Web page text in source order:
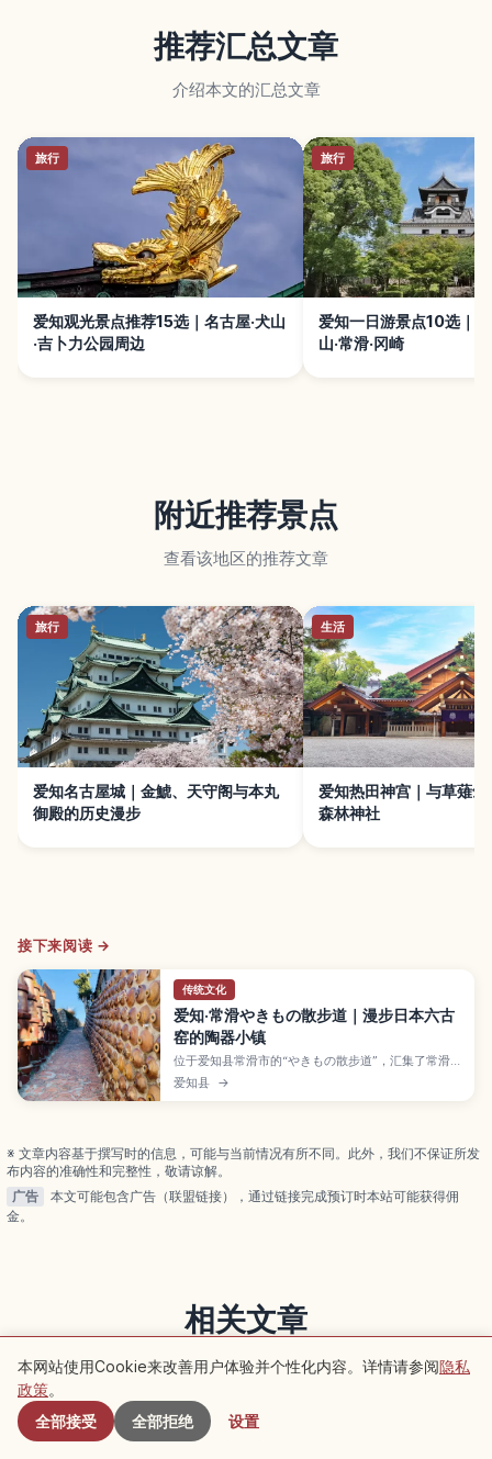
推荐汇总文章
介绍本文的汇总文章
旅行
爱知观光景点推荐15选｜名古屋·犬山
·吉卜力公园周边
旅行
爱知一日游景点10选｜
山·常滑·冈崎
附近推荐景点
查看该地区的推荐文章
旅行
爱知名古屋城｜金鯱、天守阁与本丸
御殿的历史漫步
生活
爱知热田神宫｜与草薙剑
森林神社
接下来阅读 →
传统文化
爱知·常滑やきもの散步道｜漫步日本六古
窑的陶器小镇
位于爱知县常滑市的“やきもの散步道”，汇集了常滑
烧工房、红砖烟囱、陶管坡道和招财猫等，是感受日
本六古窑之一——常滑烧历史与街景的散步路线。本
爱知县 →
※ 文章内容基于撰写时的信息，可能与当前情况有所不同。此外，我们不保证所发
布内容的准确性和完整性，敬请谅解。
广告
本文可能包含广告（联盟链接），通过链接完成预订时本站可能获得佣
金。
相关文章
查看同类别的更多文章
京都府
附近景点
本网站使用Cookie来改善用户体验并个性化内容。详情请参阅隐私
政策。
全部接受
全部拒绝 设置